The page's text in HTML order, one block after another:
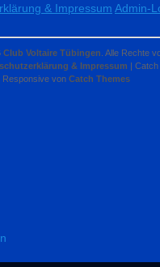
& Impressum Admin-
Club Voltaire Tübingen . Alle Rechte
& Impressum | Catch
Responsive von Catch Themes